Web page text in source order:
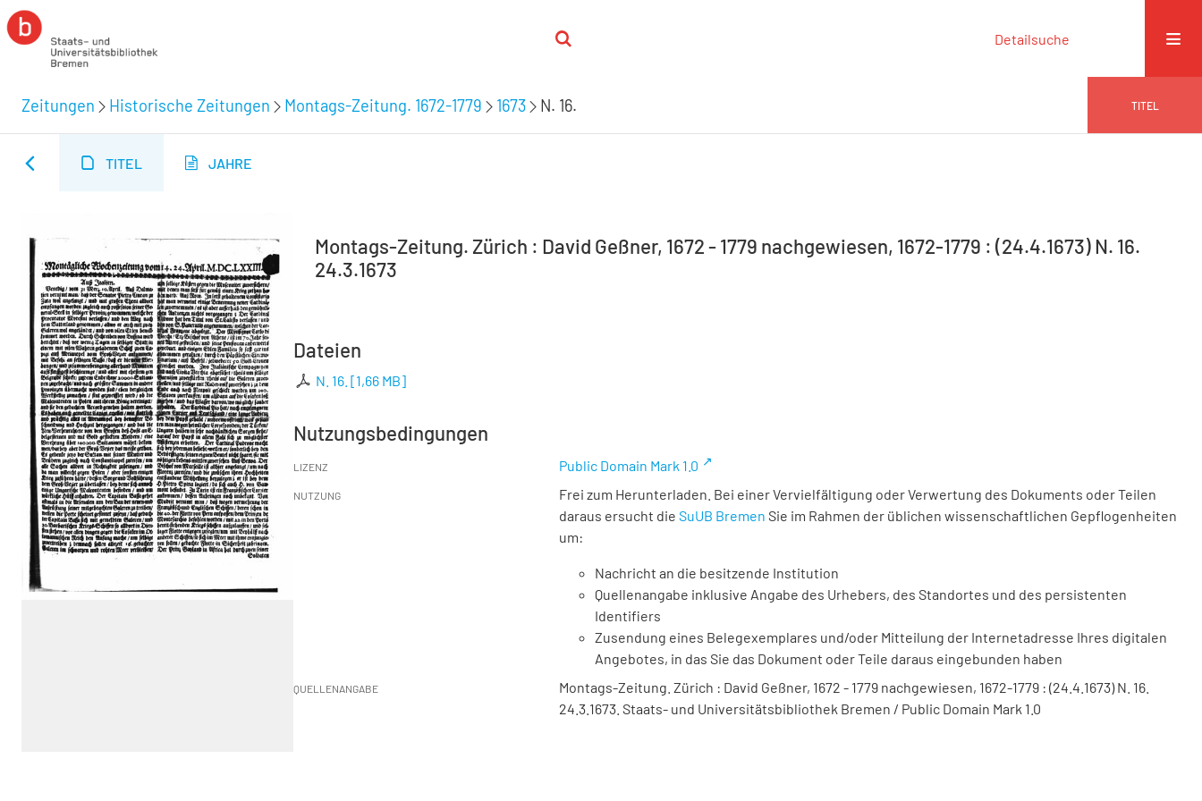
Detailsuche
Zeitungen Historische Zeitungen Montags-Zeitung. 1672-1779 1673 N. 16. TITEL
TITEL JAHRE
Montags-Zeitung. Zürich : David Geßner, 1672 - 1779 nachgewiesen, 1672-1779 : (24.4.1673) N. 16.
24.3.1673
Dateien
N. 16. [1,66 MB]
Nutzungsbedingungen
LIZENZ Public Domain Mark 1.0
NUTZUNG
Frei zum Herunterladen. Bei einer Vervielfältigung oder Verwertung des Dokuments oder Teilen
daraus ersucht die SuUB Bremen Sie im Rahmen der üblichen wissenschaftlichen Gepflogenheiten
um:
Nachricht an die besitzende Institution
Quellenangabe inklusive Angabe des Urhebers, des Standortes und des persistenten
Identifiers
Zusendung eines Belegexemplares und/oder Mitteilung der Internetadresse Ihres digitalen
Angebotes, in das Sie das Dokument oder Teile daraus eingebunden haben
QUELLENANGABE
Montags-Zeitung. Zürich : David Geßner, 1672 - 1779 nachgewiesen, 1672-1779 : (24.4.1673) N. 16.
24.3.1673. Staats- und Universitätsbibliothek Bremen / Public Domain Mark 1.0